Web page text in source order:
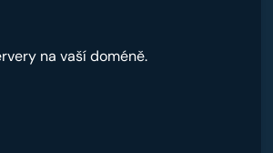
na vaší doméně.